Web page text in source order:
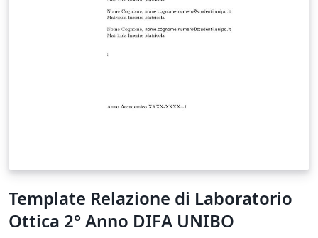
Template Relazione di Laboratorio
Ottica 2° Anno DIFA UNIBO